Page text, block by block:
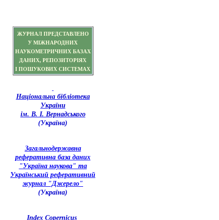
ЖУРНАЛ ПРЕДСТАВЛЕНО
У МІЖНАРОДНИХ
НАУКОМЕТРИЧНИХ БАЗАХ
ДАНИХ, РЕПОЗИТОРІЯХ
І ПОШУКОВИХ СИСТЕМАХ
Національна бібліотека
України
ім. В. І. Вернадського
(Україна)
Загальнодержавна
реферативна база даних
"Україна наукова" та
Український реферативний
журнал "Джерело"
(Україна)
Index Copernicus